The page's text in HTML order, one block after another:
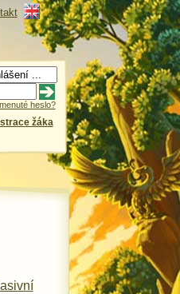
heslo?
žáka